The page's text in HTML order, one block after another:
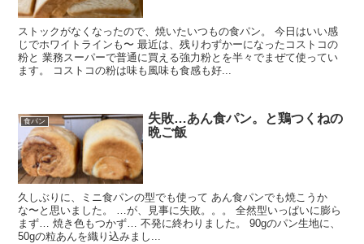
ストックがなくなったので、焼いたいつもの食パン。 今日はいい感
じでホワイトラインも〜 最近は、残りわずかーになったコストコの
粉と 業務スーパーで普通に買える強力粉とを半々でまぜて使ってい
ます。 コストコの粉は味も風味も食感も好...
食パン
失敗…あん食パン。と鶏つくねの
晩ご飯
久しぶりに、ミニ食パンの型でも使って あん食パンでも焼こうか
な〜と思いました。 …が、見事に失敗。。。 全然型いっぱいに膨ら
まず… 焼き色もつかず… 不発に終わりました。 90gのパン生地に、
50gの粒あんを織り込みまし...